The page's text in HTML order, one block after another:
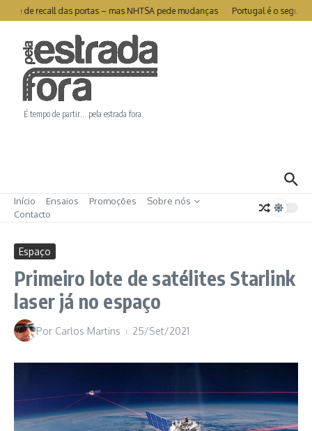
Ir para o conteúdo
se de recall das portas – mas NHTSA pede mudanças Portugal é o
É tempo de partir… pela estrada fora.
Início Ensaios Promoções
Sobre nós
Contacto
Espaço
Primeiro lote de satélites Starlink
laser já no espaço
Por Carlos Martins 25/Set/2021